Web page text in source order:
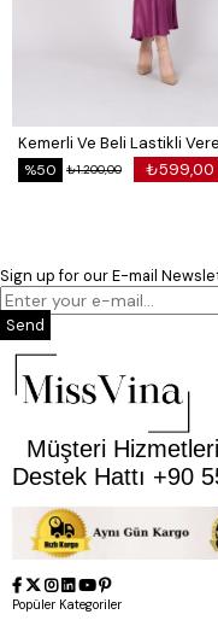
₺599,00
₺1.200,00
%50
Sign up for our E-mail
Send
Müşteri
Destek Hattı +90
Popüler Kategoriler